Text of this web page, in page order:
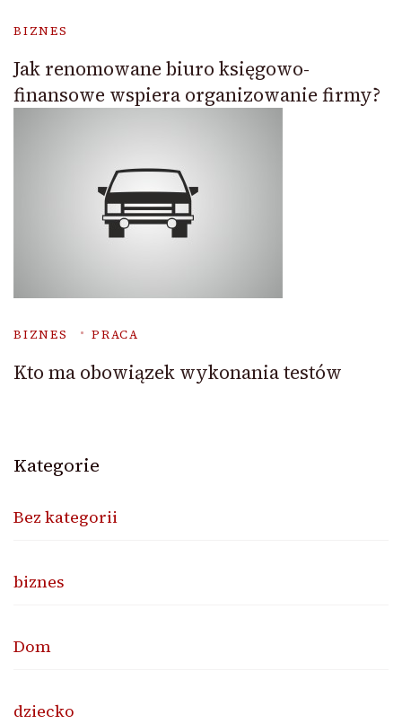
BIZNES
Jak renomowane biuro księgowo-
finansowe wspiera organizowanie firmy?
BIZNES PRACA
Kto ma obowiązek wykonania testów
Kategorie
Bez kategorii
biznes
Dom
dziecko